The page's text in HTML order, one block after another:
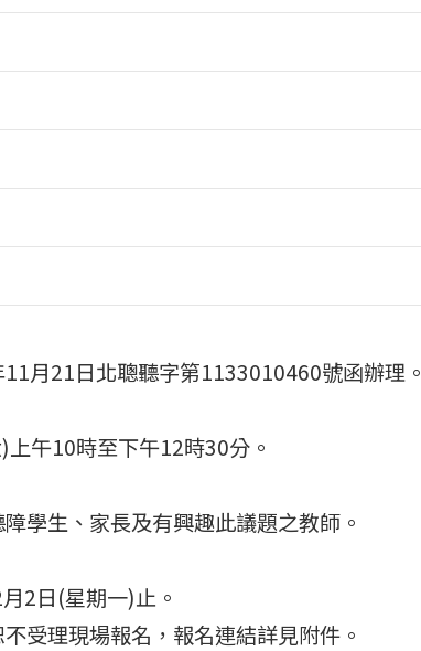
月21日北聰聽字第1133010460號函辦理。
午10時至下午12時30分。
學生、家長及有興趣此議題之教師。
2日(星期一)止。
受理現場報名，報名連結詳見附件。